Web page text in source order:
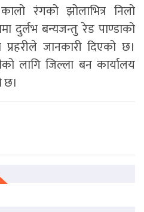
रंगको झोलाभित्र निलो
दुर्लभ बन्यजन्तु रेड पाण्डाको
जानकारी दिएको छ।
लागि जिल्ला बन कार्यालय
छ।